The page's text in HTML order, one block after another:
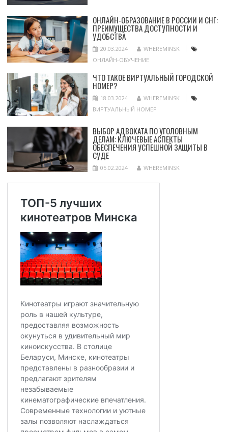
ОНЛАЙН-ОБРАЗОВАНИЕ В РОССИИ И СНГ:
ПРЕИМУЩЕСТВА ДОСТУПНОСТИ И
УДОБСТВА
20.03.2024
WHEREMINSK
ОНЛАЙН-ОБУЧЕНИЕ
ЧТО ТАКОЕ ВИРТУАЛЬНЫЙ ГОРОДСКОЙ
НОМЕР?
18.03.2024
WHEREMINSK
ВИРТУАЛЬНЫЙ НОМЕР
ВЫБОР АДВОКАТА ПО УГОЛОВНЫМ
ДЕЛАМ: КЛЮЧЕВЫЕ АСПЕКТЫ
ОБЕСПЕЧЕНИЯ УСПЕШНОЙ ЗАЩИТЫ В
СУДЕ
05.02.2024 WHEREMINSK